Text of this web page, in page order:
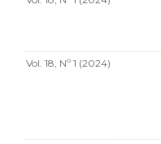
Vol. 18, Nº 1 (2024)